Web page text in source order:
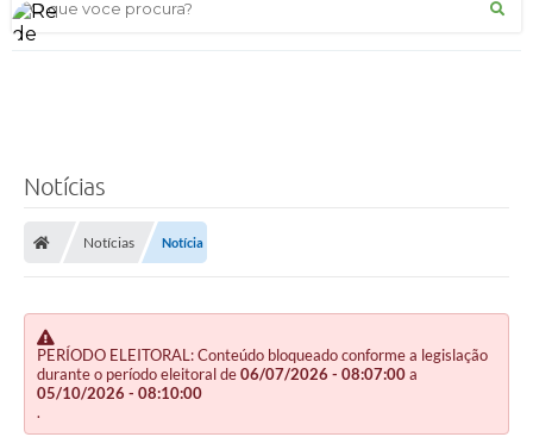
O que voce procura?
Notícias
Notícias Notícia
PERÍODO ELEITORAL: Conteúdo bloqueado conforme a legislação
durante o período eleitoral de06/07/2026 - 08:07:00a
05/10/2026 - 08:10:00
.